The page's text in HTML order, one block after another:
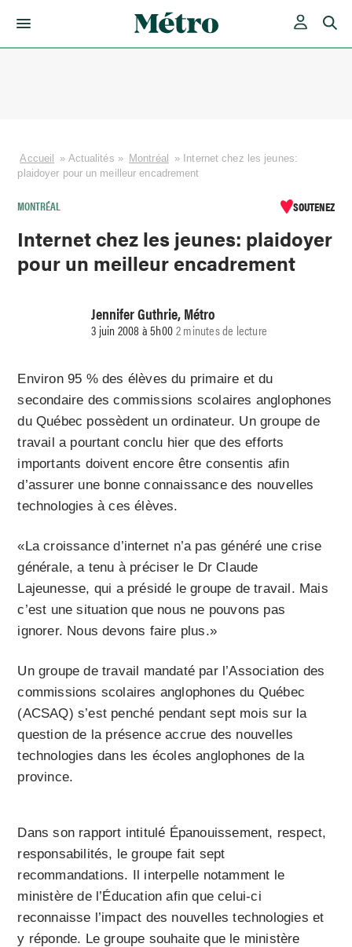
Accueil » Actualités » Montréal » Internet chez les jeunes:
plaidoyer pour un meilleur encadrement
MONTRÉAL SOUTENEZ
Internet chez les jeunes: plaidoyer
pour un meilleur encadrement
Jennifer Guthrie, Métro
3 juin 2008 à 5h002 minutes de lecture
Environ 95 % des élèves du primaire et du
secondaire des commissions scolaires anglophones
du Québec possèdent un ordinateur. Un groupe de
travail a pourtant conclu hier que des efforts
importants doivent encore être consentis afin
d’assurer une bonne connaissance des nouvelles
technologies à ces élèves.
«La croissance d’internet n’a pas généré une crise
générale, a tenu à préciser le Dr Claude
Lajeunesse, qui a présidé le groupe de travail. Mais
c’est une situation que nous ne pouvons pas
ignorer. Nous devons faire plus.»
Un groupe de travail mandaté par l’Association des
commissions scolaires anglophones du Québec
(ACSAQ) s’est penché pendant sept mois sur la
question de la présence accrue des nouvelles
technologies dans les écoles anglophones de la
province.
Dans son rapport intitulé Épanouissement, respect,
responsabilités, le groupe fait sept
recommandations. Il interpelle notamment le
ministère de l’Éducation afin que celui-ci
reconnaisse l’impact des nouvelles technologies et
y réponde. Le groupe souhaite que le ministère